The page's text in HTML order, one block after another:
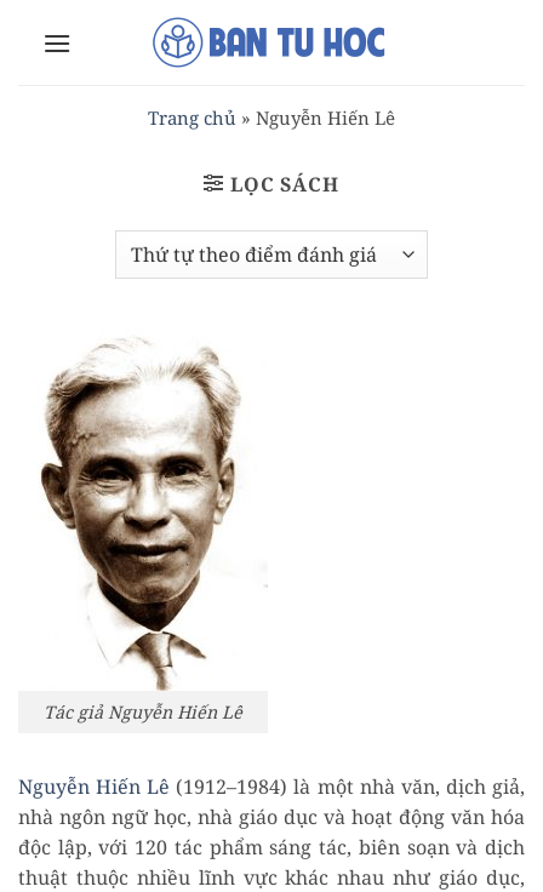
Trang chủ » Nguyễn Hiến Lê
LỌC SÁCH
Tác giả Nguyễn Hiến Lê
Nguyễn Hiến Lê (1912–1984) là một nhà văn, dịch giả,
nhà ngôn ngữ học, nhà giáo dục và hoạt động văn hóa
độc lập, với 120 tác phẩm sáng tác, biên soạn và dịch
thuật thuộc nhiều lĩnh vực khác nhau như giáo dục,